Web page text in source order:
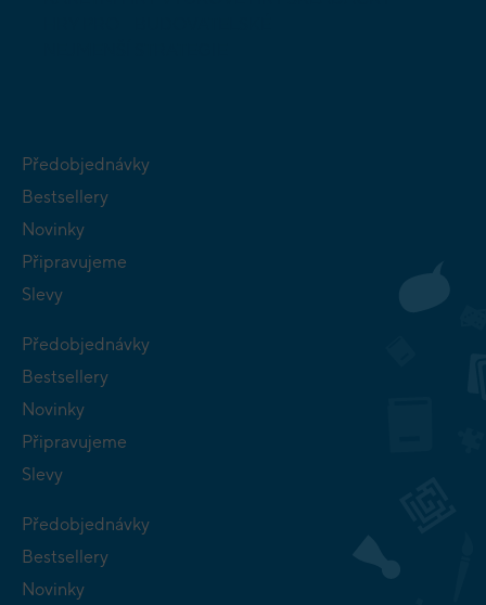
Předobjednávky
Bestsellery
Novinky
Připravujeme
Slevy
Předobjednávky
Bestsellery
Novinky
Připravujeme
Slevy
Předobjednávky
Bestsellery
Novinky